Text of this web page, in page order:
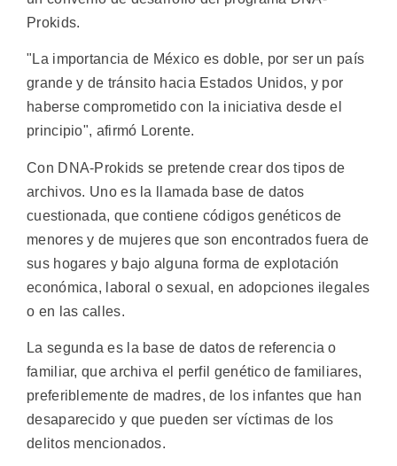
Prokids.
"La importancia de México es doble, por ser un país
grande y de tránsito hacia Estados Unidos, y por
haberse comprometido con la iniciativa desde el
principio", afirmó Lorente.
Con DNA-Prokids se pretende crear dos tipos de
archivos. Uno es la llamada base de datos
cuestionada, que contiene códigos genéticos de
menores y de mujeres que son encontrados fuera de
sus hogares y bajo alguna forma de explotación
económica, laboral o sexual, en adopciones ilegales
o en las calles.
La segunda es la base de datos de referencia o
familiar, que archiva el perfil genético de familiares,
preferiblemente de madres, de los infantes que han
desaparecido y que pueden ser víctimas de los
delitos mencionados.